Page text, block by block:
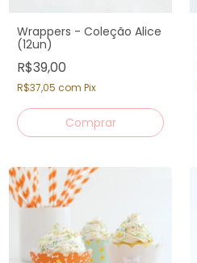
Wrappers - Coleção Alice
(12un)
R$39,00
R$37,05 com Pix